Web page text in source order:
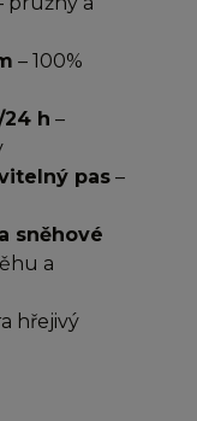
– 100%
h –
pas –
sněhové
a
hřejivý